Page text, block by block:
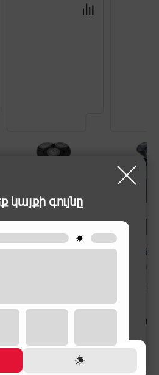
կայքի գույնը
39,900 ֏
44,900 ֏